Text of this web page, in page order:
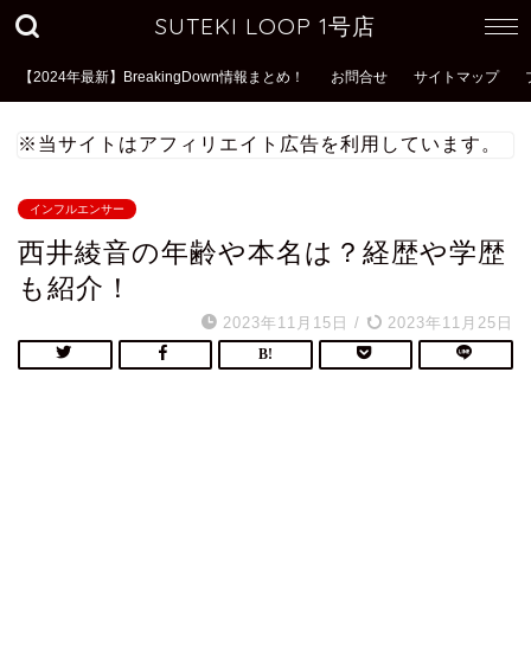
SUTEKI LOOP 1号店
【2024年最新】BreakingDown情報まとめ！ お問合せ サイトマップ
※当サイトはアフィリエイト広告を利用しています。
インフルエンサー
西井綾音の年齢や本名は？経歴や学歴
も紹介！
2023年11月15日 / 2023年11月25日